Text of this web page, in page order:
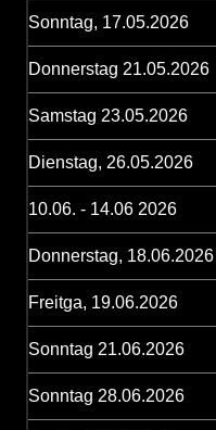
Sonntag, 17.05.2026
Donnerstag 21.05.2026
Samstag 23.05.2026
Dienstag, 26.05.2026
10.06. - 14.06 2026
Donnerstag, 18.06.2026
Freitga, 19.06.2026
Sonntag 21.06.2026
Sonntag 28.06.2026